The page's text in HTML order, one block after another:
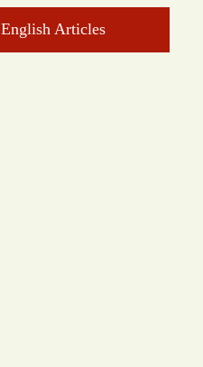
English Articles